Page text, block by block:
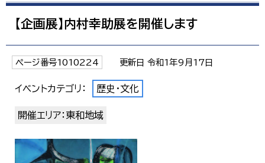
【企画展】内村幸助展を開催します
ページ番号1010224 更新日 令和1年9月17日
イベントカテゴリ： 歴史・文化
開催エリア：東和地域